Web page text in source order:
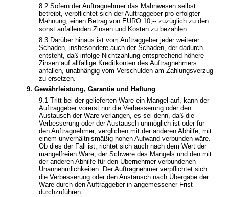
8.2 Sofern der Auftragnehmer das Mahnwesen selbst
betreibt, verpflichtet sich der Auftraggeber pro erfolgter
Mahnung, einen Betrag von EURO 10,-- zuzüglich zu den
sonst anfallenden Zinsen und Kosten zu bezahlen.
8.3 Darüber hinaus ist vom Auftraggeber jeder weiterer
Schaden, insbesondere auch der Schaden, der dadurch
entsteht, daß infolge Nichtzahlung entsprechend höhere
Zinsen auf allfällige Kreditkonten des Auftragnehmers
anfallen, unabhängig vom Verschulden am Zahlungsverzug
zu ersetzen.
9. Gewährleistung, Garantie und Haftung
9.1 Tritt bei der gelieferten Ware ein Mangel auf, kann der
Auftraggeber vorerst nur die Verbesserung oder den
Austausch der Ware verlangen, es sei denn, daß die
Verbesserung oder der Austausch unmöglich ist oder für
den Auftragnehmer, verglichen mit der anderen Abhilfe, mit
einem unverhältnismäßig hohen Aufwand verbunden wäre.
Ob dies der Fall ist, richtet sich auch nach dem Wert der
mangelfreien Ware, der Schwere des Mangels und den mit
der anderen Abhilfe für den Übernehmer verbundenen
Unannehmlichkeiten. Der Auftragnehmer verpflichtet sich
die Verbesserung oder den Austausch nach Übergabe der
Ware durch den Auftraggeber in angemessener Frist
durchzuführen.